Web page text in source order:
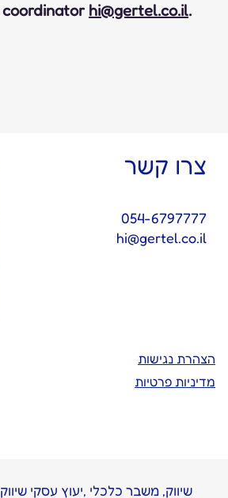
hi@gertel.co.il.
צרו קשר
054-6797777
hi@gertel.co.il
הצהרת נגישות
מדיניות פרטיות
שיווק, משבר כלכלי ,יעוץ עסקי